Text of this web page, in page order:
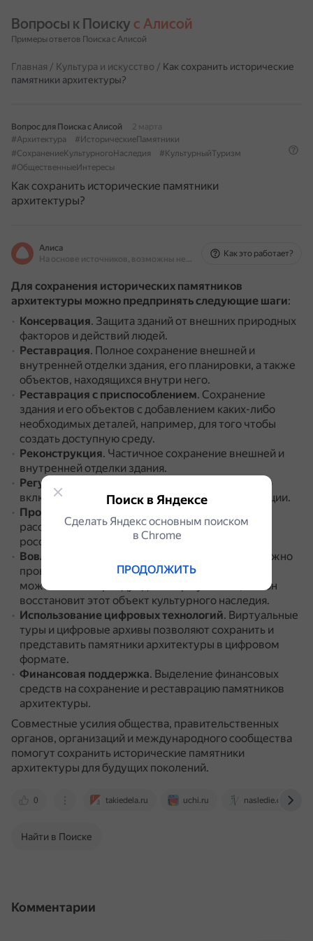
Вопросы к Поиску с Алисой
Примеры ответов Поиска с Алисой
Главная / Культура и искусство / Как сохранить исторические
памятники архитектуры?
Вопрос для Поиска с Алисой
2 марта
#Архитектура
#ИсторическиеПамятники
#СохранениеКультурногоНаследия
#КультурныйТуризм
#ОбщественныеИнтересы
Как сохранить исторические памятники
архитектуры?
Алиса
На основе источников, возможны неточности
Как это работает?
Для сохранения исторических памятников
архитектуры можно предпринять следующие шаги:
Консервация. Защита зданий от внешних природных
факторов и действий людей.
Реставрация. Полное сохранение внешней и
внутренней отделки здания, его планировки, а также
объектов, находящихся внутри него.
Реставрация с приспособлением. Сохранение
здания и его объектов с добавлением каких-либо
необходимых деталей, например, для того чтобы
создать доступную среду.
Реконструкция. Частичное сохранение внешней и
внутренней отделки здания.
Регулярный мониторинг
В этот процесс можно
включать активистов и общественные организации.
Просветительская деятельность
рассказывать о важности и уникальности
российского культурного наследия.
Вовлечение бизнес-сообщества
Например, можно
проводить программы, по которым бизнесмен
может взять в аренду здание при условии, что он
восстановит этот объект культурного наследия.
Использование цифровых технологий. Виртуальные
туры и цифровые архивы позволяют сохранить и
представить памятники архитектуры в цифровом
формате.
Финансовая поддержка. Выделение финансовых
средств на сохранение и реставрацию памятников
архитектуры.
Совместные усилия общества, правительственных
органов, организаций и международного сообщества
помогут сохранить исторические памятники
архитектуры для будущих поколений.
0 takiedela.ru uchi.ru nasledie.digital
Найти в Поиске
Комментарии
Поиск в Яндексе
Сделать Яндекс основным поиском
в Сhrome
ПРОДОЛЖИТЬ